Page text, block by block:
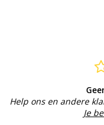
Help ons en andere
Je